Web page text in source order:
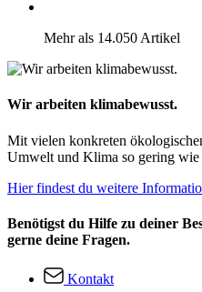
Mehr als 14.050 Artikel
Wir arbeiten klimabewusst.
Mit vielen konkreten
Umwelt und Klima so gering wie
Hier findest du weitere
Benötigst du Hilfe zu deiner
gerne deine Fragen.
Kontakt